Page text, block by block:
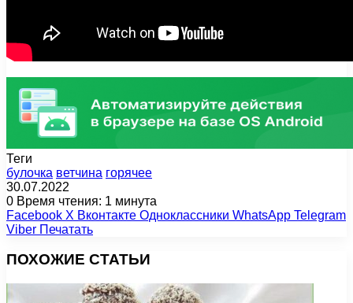
Теги
булочка ветчина горячее
30.07.2022
0 Время чтения: 1 минута
Facebook X Вконтакте Одноклассники WhatsApp Telegram
Viber Печатать
ПОХОЖИЕ СТАТЬИ